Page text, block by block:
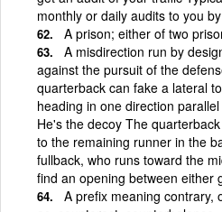
monthly or daily audits to you
A prison; either of two
A misdirection run by
against the pursuit of the
quarterback can fake a lateral
heading in one direction
He's the decoy The
to the remaining runner in the
fullback, who runs toward the
find an opening between either
A prefix meaning contrary,